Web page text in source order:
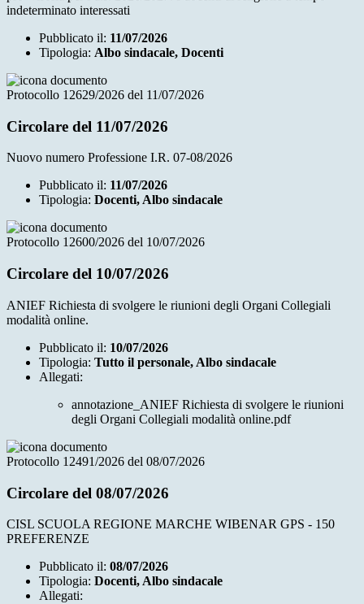
indeterminato interessati
Pubblicato il: 11/07/2026
Tipologia: Albo sindacale, Docenti
Protocollo 12629/2026 del 11/07/2026
Circolare del 11/07/2026
Nuovo numero Professione I.R. 07-08/2026
Pubblicato il: 11/07/2026
Tipologia: Docenti, Albo sindacale
Protocollo 12600/2026 del 10/07/2026
Circolare del 10/07/2026
ANIEF Richiesta di svolgere le riunioni degli Organi Collegiali
modalità online.
Pubblicato il: 10/07/2026
Tipologia: Tutto il personale, Albo sindacale
Allegati:
annotazione_ANIEF Richiesta di svolgere le riunioni
degli Organi Collegiali modalità online.pdf
Protocollo 12491/2026 del 08/07/2026
Circolare del 08/07/2026
CISL SCUOLA REGIONE MARCHE WIBENAR GPS - 150
PREFERENZE
Pubblicato il: 08/07/2026
Tipologia: Docenti, Albo sindacale
Allegati: